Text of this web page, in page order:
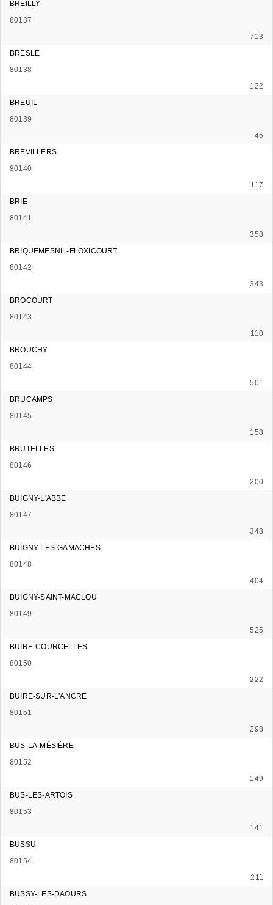
BREILLY
80137
713
BRESLE
80138
122
BREUIL
80139
45
BREVILLERS
80140
117
BRIE
80141
358
BRIQUEMESNIL-FLOXICOURT
80142
343
BROCOURT
80143
110
BROUCHY
80144
501
BRUCAMPS
80145
158
BRUTELLES
80146
200
BUIGNY-L'ABBE
80147
348
BUIGNY-LES-GAMACHES
80148
404
BUIGNY-SAINT-MACLOU
80149
525
BUIRE-COURCELLES
80150
222
BUIRE-SUR-L'ANCRE
80151
298
BUS-LA-MÉSIÈRE
80152
149
BUS-LES-ARTOIS
80153
141
BUSSU
80154
211
BUSSY-LES-DAOURS